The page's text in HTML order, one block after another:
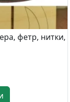
фетр, нитки,